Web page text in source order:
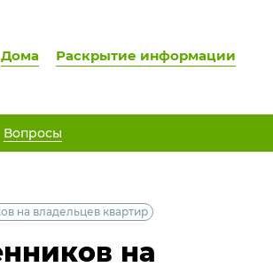
Дома Раскрытие информации
Вопросы
на владельцев квартир
на